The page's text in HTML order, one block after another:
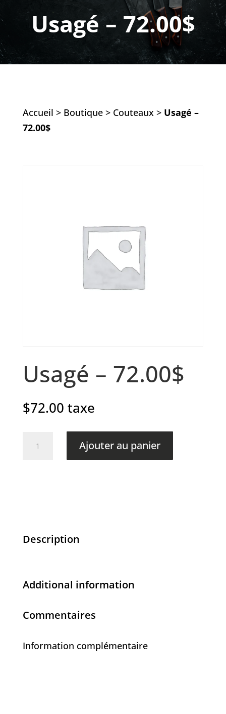
Usagé – 72.00$
Accueil > Boutique> Couteaux > Usagé –
72.00$
Usagé – 72.00$
$72.00 taxe
Ajouter au panier
Description
Additional information
Commentaires
Information complémentaire